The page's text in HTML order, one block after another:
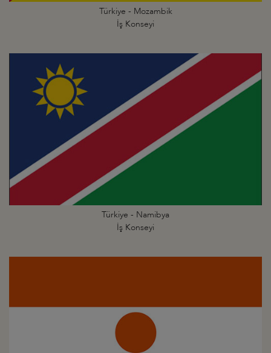
Türkiye - Mozambik
İş Konseyi
Türkiye - Namibya
İş Konseyi